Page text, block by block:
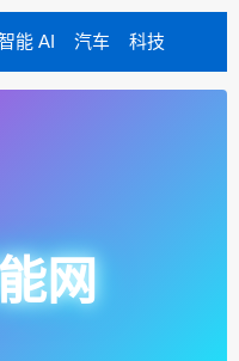
能 AI 汽车 科技
网